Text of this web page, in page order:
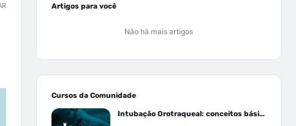
Artigos para você
Não há mais artigos
Cursos da Comunidade
Intubação Orotraqueal: conceitos básicos